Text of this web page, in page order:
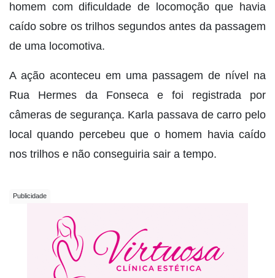
homem com dificuldade de locomoção que havia
caído sobre os trilhos segundos antes da passagem
de uma locomotiva.
A ação aconteceu em uma passagem de nível na
Rua Hermes da Fonseca e foi registrada por
câmeras de segurança. Karla passava de carro pelo
local quando percebeu que o homem havia caído
nos trilhos e não conseguiria sair a tempo.